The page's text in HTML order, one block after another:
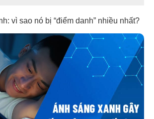
vì sao nó bị “điểm danh” nhiều nhất?